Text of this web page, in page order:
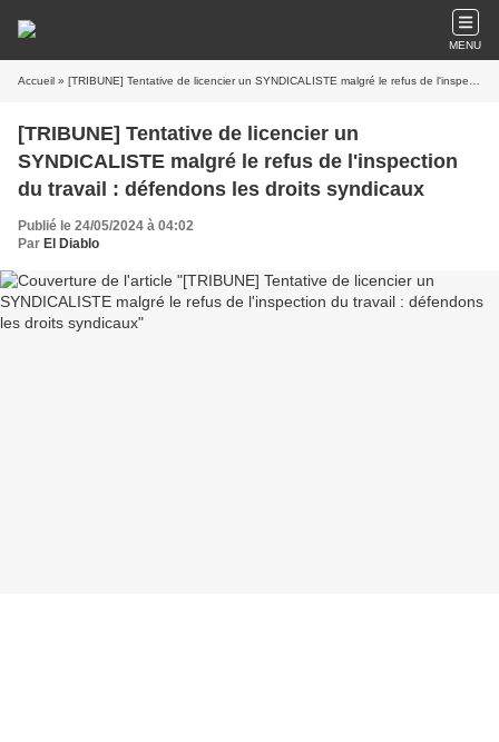
MENU
Accueil » [TRIBUNE] Tentative de licencier un SYNDICALISTE malgré le refus de l'inspection du travail : défendons les droits syndicaux
[TRIBUNE] Tentative de licencier un
SYNDICALISTE malgré le refus de l'inspection
du travail : défendons les droits syndicaux
Publié le 24/05/2024 à 04:02
Par El Diablo